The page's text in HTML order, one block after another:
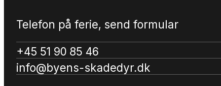
Telefon på ferie, send formular
+45 51 90 85 46
info@byens-skadedyr.dk